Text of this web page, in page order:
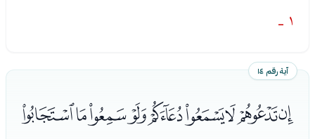
١ -
آية رقم ١٤
ﮐﮑﮒﮓﮔﮕﮖﮗﮘ